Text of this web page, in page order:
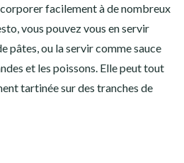
facilement à de nombreux
vous pouvez vous en servir
pâtes, ou la servir comme sauce
et les poissons. Elle peut tout
tartinée sur des tranches de